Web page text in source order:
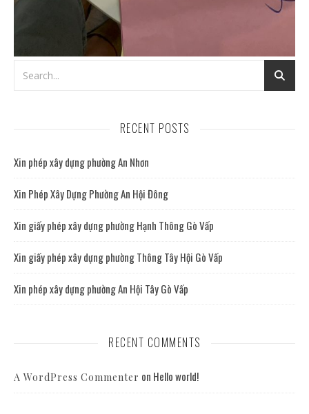
RECENT POSTS
Xin phép xây dựng phường An Nhơn
Xin Phép Xây Dựng Phường An Hội Đông
Xin giấy phép xây dựng phường Hạnh Thông Gò Vấp
Xin giấy phép xây dựng phường Thông Tây Hội Gò Vấp
Xin phép xây dựng phường An Hội Tây Gò Vấp
RECENT COMMENTS
A WordPress Commenter on Hello world!